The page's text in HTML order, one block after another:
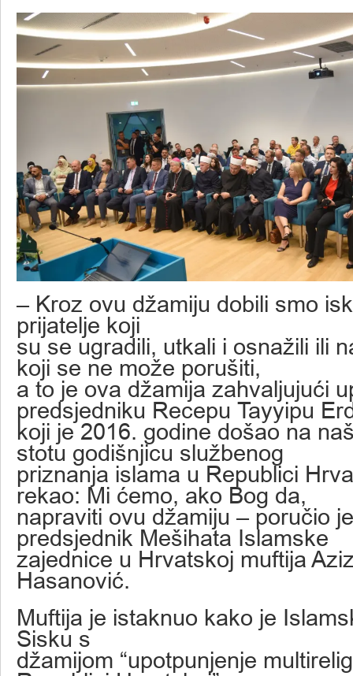
– Kroz ovu džamiju dobili smo
prijatelje koji
su se ugradili, utkali i osnažili ili
koji se ne može porušiti,
a to je ova džamija zahvaljujući
predsjedniku Recepu Tayyipu
koji je 2016. godine došao na
stotu godišnjicu službenog
priznanja islama u Republici
rekao: Mi ćemo, ako Bog da,
napraviti ovu džamiju – poručio
predsjednik Mešihata Islamske
zajednice u Hrvatskoj muftija
Hasanović.
Muftija je istaknuo kako je
Sisku s
džamijom “upotpunjenje